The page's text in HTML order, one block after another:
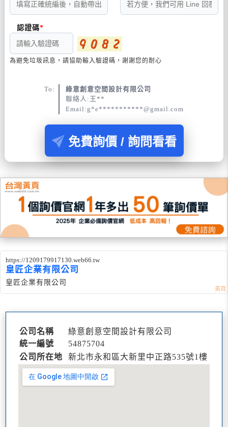
認證碼
為避免垃圾訊息，請協助輸入驗證碼，謝謝您的耐心
To:
綠意創意空間設計有限公司
聯絡人:王**
Email:g*e***********@gmail.com
免費詢價 / 詢問看看
https://1209179917130.web66.tw
皇匠企業有限公司
皇匠企業有限公司
公司名稱
綠意創意空間設計有限公司
統一編號
54875704
公司所在地
新北市永和區大新里中正路535號1樓